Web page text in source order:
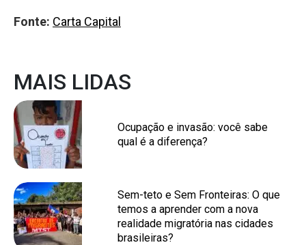
Fonte: Carta Capital
MAIS LIDAS
Ocupação e invasão: você sabe
qual é a diferença?
Sem-teto e Sem Fronteiras: O que
temos a aprender com a nova
realidade migratória nas cidades
brasileiras?